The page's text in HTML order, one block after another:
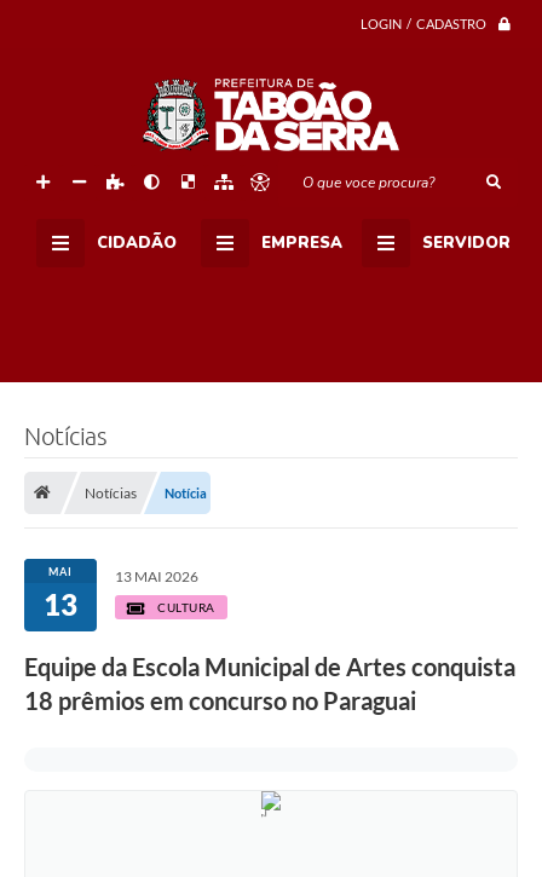
LOGIN / CADASTRO
O que voce procura?
CIDADÃO EMPRESA SERVIDOR
Notícias
Notícias Notícia
MAI
13
13 MAI 2026
CULTURA
Equipe da Escola Municipal de Artes conquista
18 prêmios em concurso no Paraguai